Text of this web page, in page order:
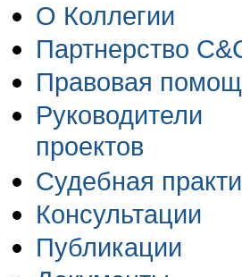
О Коллегии
Партнерство
Правовая
Руководители
проектов
Судебная
Консультации
Публикации